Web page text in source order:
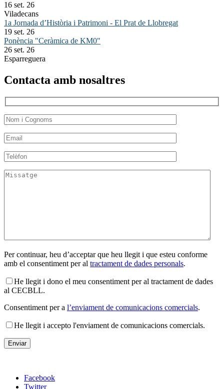
16 set. 26
Viladecans
1a Jornada d’Història i Patrimoni - El Prat de Llobregat
19 set. 26
Ponència "Ceràmica de KM0"
26 set. 26
Esparreguera
Contacta amb nosaltres
Per continuar, heu d’acceptar que heu llegit i que esteu conforme
amb el consentiment per al tractament de dades personals.
He llegit i dono el meu consentiment per al tractament de dades
al CECBLL.
Consentiment per a l’enviament de comunicacions comercials.
He llegit i accepto l'enviament de comunicacions comercials.
Facebook
Twitter